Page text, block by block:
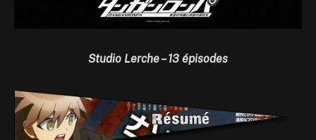
Studio Lerche –13 épisodes